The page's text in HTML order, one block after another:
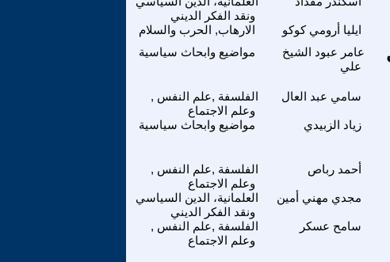
ونقد الفكر الديني
الارهاب, الحرب والسلام ايليا أرومي كوكو
مواضيع وابحاث سياسية
عامر عبود الشيخ
علي
الفلسفة ,علم النفس ,
وعلم الاجتماع
سامي عبد العال
مواضيع وابحاث سياسية زياد الزبيدي
الفلسفة ,علم النفس ,
وعلم الاجتماع
أحمد رباص
العلمانية، الدين السياسي
ونقد الفكر الديني
مجدي مهني أمين
الفلسفة ,علم النفس ,
وعلم الاجتماع
سامح عسكر